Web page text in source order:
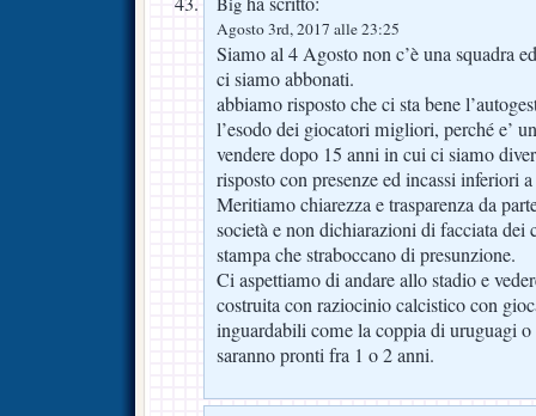
Agosto 3rd, 2017 alle 23:25
Siamo al 4 Agosto non c’è una squadra
ci siamo abbonati.
abbiamo risposto che ci sta bene
l’esodo dei giocatori migliori, perché e’
vendere dopo 15 anni in cui ci siamo
risposto con presenze ed incassi inferiori
Meritiamo chiarezza e trasparenza da
società e non dichiarazioni di facciata dei
stampa che straboccano di presunzione.
Ci aspettiamo di andare allo stadio e
costruita con raziocinio calcistico con
inguardabili come la coppia di uruguagi
saranno pronti fra 1 o 2 anni.